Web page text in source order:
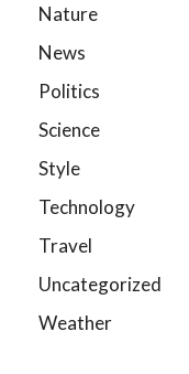
Nature
News
Politics
Science
Style
Technology
Travel
Uncategorized
Weather